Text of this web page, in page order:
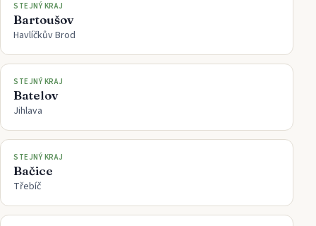
STEJNÝ KRAJ
Bartoušov
Havlíčkův Brod
STEJNÝ KRAJ
Batelov
Jihlava
STEJNÝ KRAJ
Bačice
Třebíč